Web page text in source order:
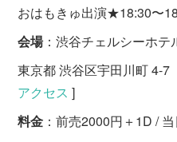
おはもきゅ出演★18:30〜
会場：渋谷チェルシーホテ
東京都 渋谷区宇田川町 4-
アクセス ]
料金 ：前売2000円＋1D /